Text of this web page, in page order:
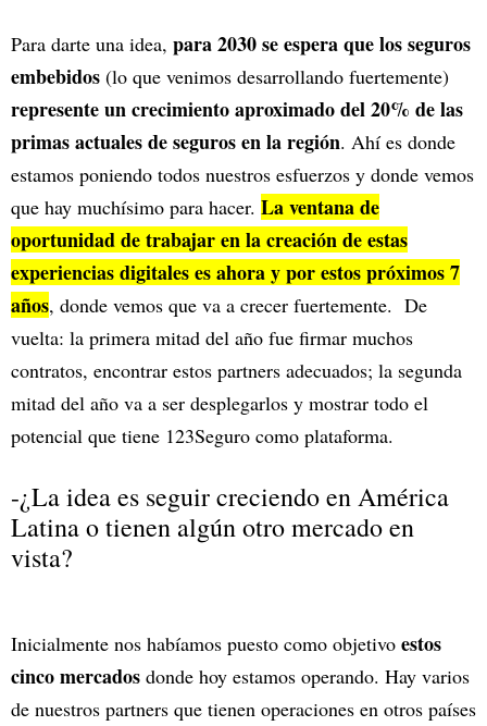
Para darte una idea, para 2030 se espera que los seguros
embebidos (lo que venimos desarrollando fuertemente)
represente un crecimiento aproximado del 20% de las
primas actuales de seguros en la región. Ahí es donde
estamos poniendo todos nuestros esfuerzos y donde vemos
que hay muchísimo para hacer. La ventana de
oportunidad de trabajar en la creación de estas
experiencias digitales es ahora y por estos próximos 7
años, donde vemos que va a crecer fuertemente. De
vuelta: la primera mitad del año fue firmar muchos
contratos, encontrar estos partners adecuados; la segunda
mitad del año va a ser desplegarlos y mostrar todo el
potencial que tiene 123Seguro como plataforma.
-¿La idea es seguir creciendo en América
Latina o tienen algún otro mercado en
vista?
Inicialmente nos habíamos puesto como objetivo estos
cinco mercados donde hoy estamos operando. Hay varios
de nuestros partners que tienen operaciones en otros países